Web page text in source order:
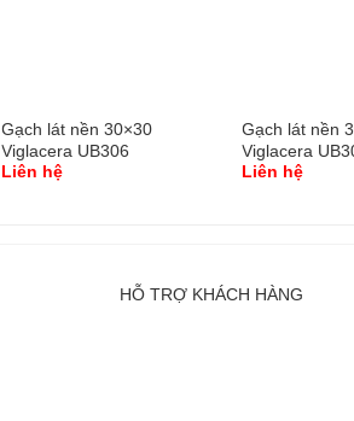
Gạch lát nền 30×30
Viglacera UB306
Liên hệ
Gạch lát nền
Viglacera
Liên hệ
HỖ TRỢ KHÁCH HÀNG